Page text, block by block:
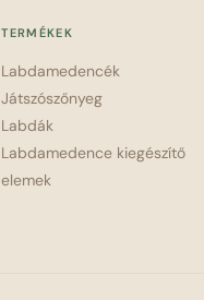
TERMÉKEK
Labdamedencék
Játszószőnyeg
Labdák
Labdamedence kiegészítő
elemek